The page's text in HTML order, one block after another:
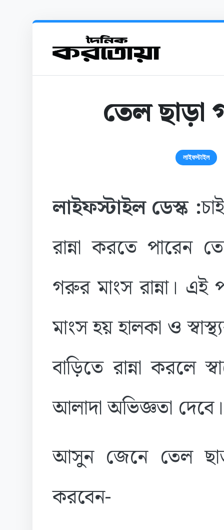
তেল ছাড়া
লাইফস্টাইল
লাইফস্টাইল ডেস্ক :
রান্না করতে পারেন
গরুর মাংস রান্না। এই
মাংস হয় হালকা ও
বাড়িতে রান্না করলে
আলাদা অভিজ্ঞতা দেবে।
আসুন জেনে তেল
করবেন-